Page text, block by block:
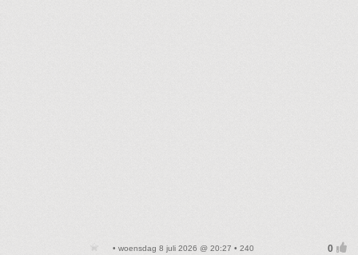
• woensdag 8 juli 2026 @ 20:27 • 240